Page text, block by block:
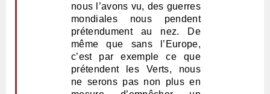
nous l’avons vu, des guerres
mondiales nous pendent
prétendument au nez. De
même que sans l’Europe,
c’est par exemple ce que
prétendent les Verts, nous
ne serons pas non plus en